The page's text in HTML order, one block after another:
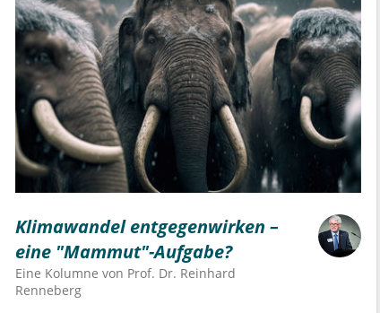
Klimawandel entgegenwirken –
eine "Mammut"-Aufgabe?
Eine Kolumne von Prof. Dr. Reinhard
Renneberg